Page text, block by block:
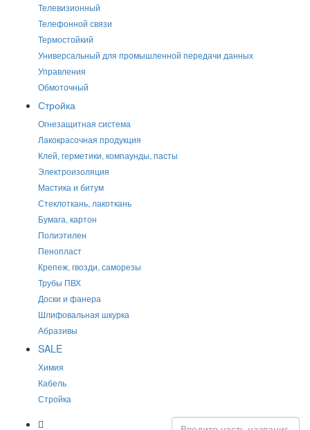
Телевизионный
Телефонной связи
Термостойкий
Универсальный для промышленной передачи данных
Управления
Обмоточный
Стройка
Огнезащитная система
Лакокрасочная продукция
Клей, герметики, компаунды, пасты
Электроизоляция
Мастика и битум
Стеклоткань, лакоткань
Бумага, картон
Полиэтилен
Пенопласт
Крепеж, гвозди, саморезы
Трубы ПВХ
Доски и фанера
Шлифовальная шкурка
Абразивы
SALE
Химия
Кабель
Стройка